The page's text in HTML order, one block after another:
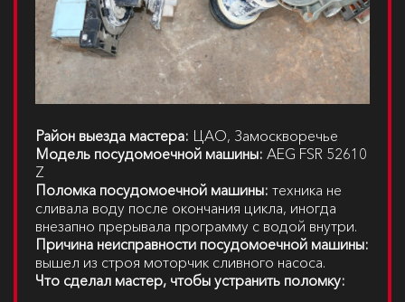
Район выезда мастера: ЦАО, Замоскворечье
Модель посудомоечной машины: AEG FSR 52610
Z
Поломка посудомоечной машины: техника не
сливала воду после окончания цикла, иногда
внезапно прерывала программу с водой внутри.
Причина неисправности посудомоечной машины:
вышел из строя моторчик сливного насоса.
Что сделал мастер, чтобы устранить поломку: